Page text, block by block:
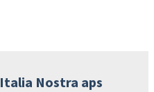
Italia Nostra aps